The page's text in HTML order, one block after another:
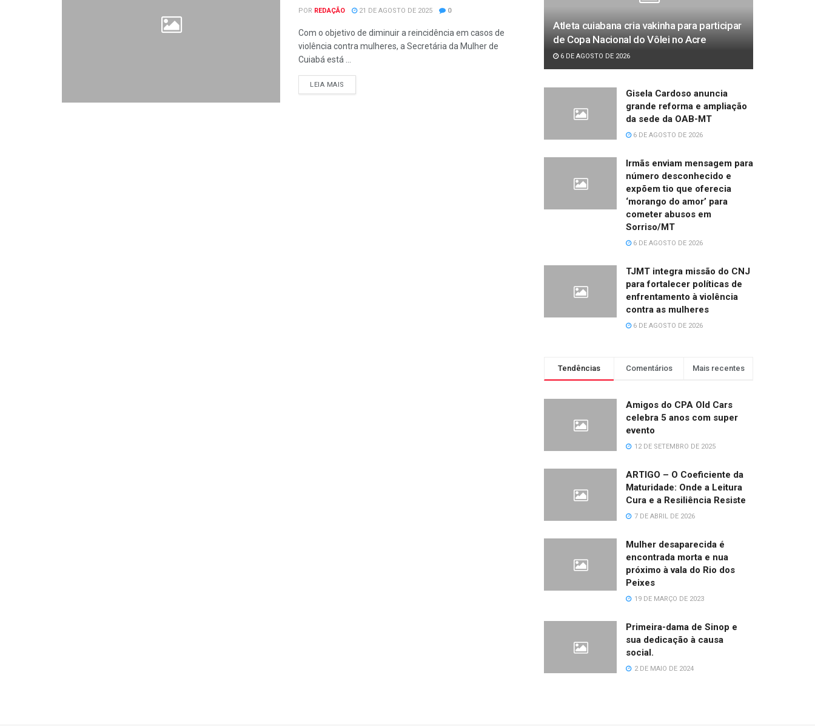
POR REDAÇÃO 21 DE AGOSTO DE 2025 0
Com o objetivo de diminuir a reincidência em casos de
violência contra mulheres, a Secretária da Mulher de
Cuiabá está ...
LEIA MAIS
Atleta cuiabana cria vakinha para participar
de Copa Nacional do Vôlei no Acre
6 DE AGOSTO DE 2026
Gisela Cardoso anuncia
grande reforma e ampliação
da sede da OAB-MT
6 DE AGOSTO DE 2026
Irmãs enviam mensagem para
número desconhecido e
expõem tio que oferecia
‘morango do amor’ para
cometer abusos em
Sorriso/MT
6 DE AGOSTO DE 2026
TJMT integra missão do CNJ
para fortalecer políticas de
enfrentamento à violência
contra as mulheres
6 DE AGOSTO DE 2026
Tendências Comentários Mais recentes
Amigos do CPA Old Cars
celebra 5 anos com super
evento
12 DE SETEMBRO DE 2025
ARTIGO – O Coeficiente da
Maturidade: Onde a Leitura
Cura e a Resiliência Resiste
7 DE ABRIL DE 2026
Mulher desaparecida é
encontrada morta e nua
próximo à vala do Rio dos
Peixes
19 DE MARÇO DE 2023
Primeira-dama de Sinop e
sua dedicação à causa
social.
2 DE MAIO DE 2024